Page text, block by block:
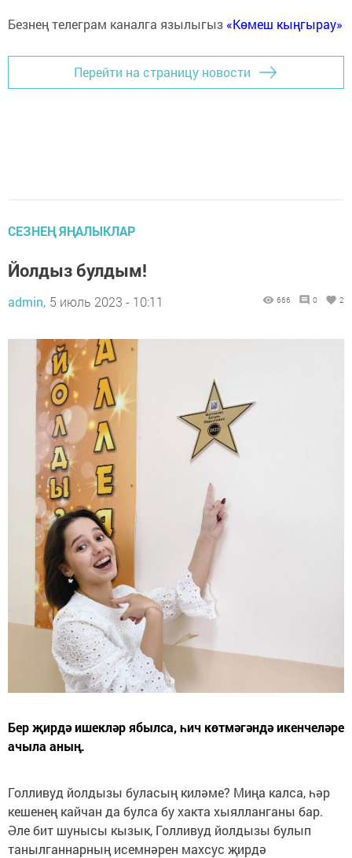
Безнең телеграм каналга язылыгыз «Көмеш кыңгырау»
Перейти на страницу новости
СЕЗНЕҢ ЯҢАЛЫКЛАР
Йолдыз булдым!
admin, 5 июль 2023 - 10:11 666 0 2
Бер җирдә ишекләр ябылса, һич көтмәгәндә икенчеләре
ачыла аның.
Голливуд йолдызы буласың киләме? Миңа калса, һәр
кешенең кайчан да булса бу хакта хыялланганы бар.
Әле бит шунысы кызык, Голливуд йолдызы булып
танылганнарның исемнәрен махсус җирдә